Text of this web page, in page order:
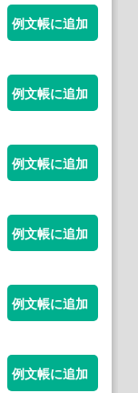
例文帳に追加
例文帳に追加
例文帳に追加
例文帳に追加
例文帳に追加
例文帳に追加